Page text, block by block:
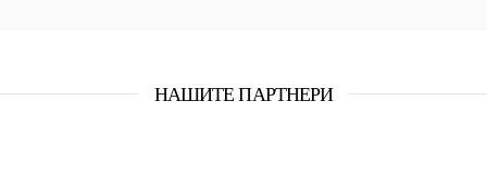
НАШИТЕ ПАРТНЕРИ